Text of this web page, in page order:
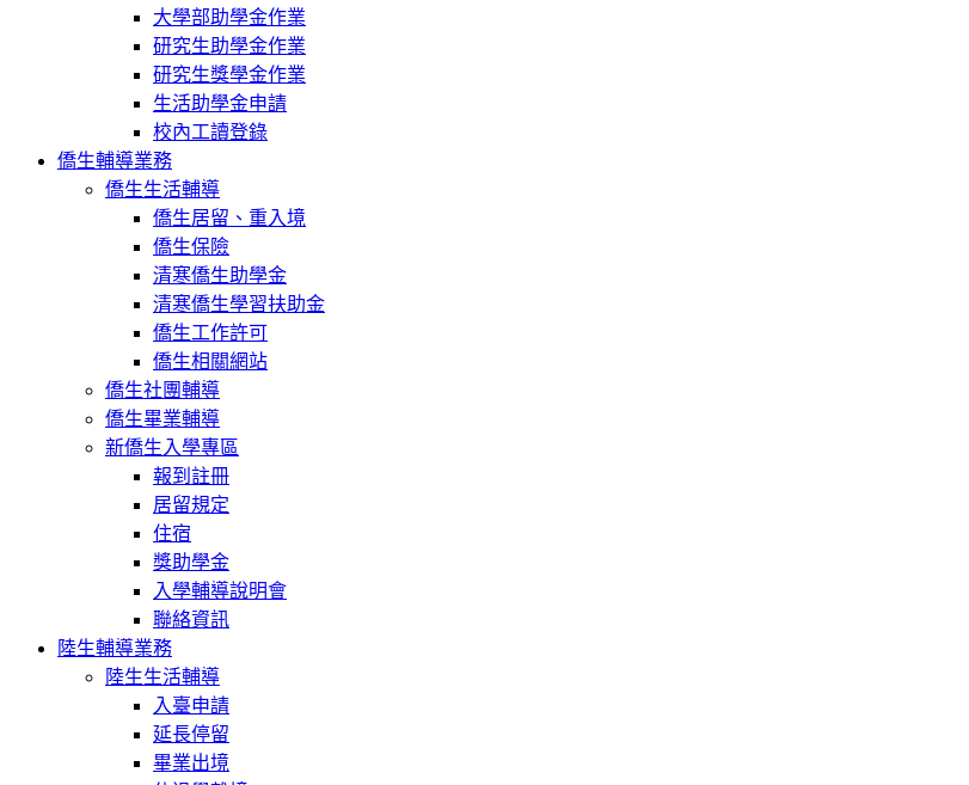
大學部助學金作業
研究生助學金作業
研究生獎學金作業
生活助學金申請
校內工讀登錄
僑生輔導業務
僑生生活輔導
僑生居留、重入境
僑生保險
清寒僑生助學金
清寒僑生學習扶助金
僑生工作許可
僑生相關網站
僑生社團輔導
僑生畢業輔導
新僑生入學專區
報到註冊
居留規定
住宿
獎助學金
入學輔導說明會
聯絡資訊
陸生輔導業務
陸生生活輔導
入臺申請
延長停留
畢業出境